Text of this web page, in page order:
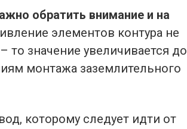
обратить внимание и на
элементов контура не
значение увеличивается до
монтажа заземлительного
которому следует идти от